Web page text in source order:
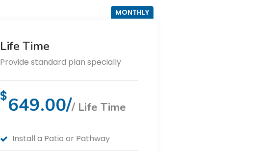
MONTHLY
Life Time
Provide standard plan specially
$649.00// Life Time
Install a Patio or Pathway